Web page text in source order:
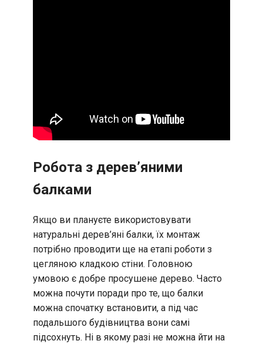
Робота з дерев’яними
балками
Якщо ви плануєте використовувати
натуральні дерев’яні балки, їх монтаж
потрібно проводити ще на етапі роботи з
цегляною кладкою стіни. Головною
умовою є добре просушене дерево. Часто
можна почути поради про те, що балки
можна спочатку встановити, а під час
подальшого будівництва вони самі
підсохнуть. Ні в якому разі не можна йти на